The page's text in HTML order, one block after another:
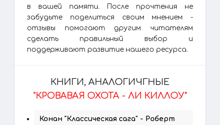
в вашей памяти. После прочтения не
забудьте поделиться своим мнением -
отзывы помогают другим читателям
сделать правильный выбор и
поддерживают развитие нашего ресурса.
КНИГИ, АНАЛОГИЧГНЫЕ
"КРОВАВАЯ ОХОТА - ЛИ КИЛЛОУ"
Конан "Классическая сага" - Роберт